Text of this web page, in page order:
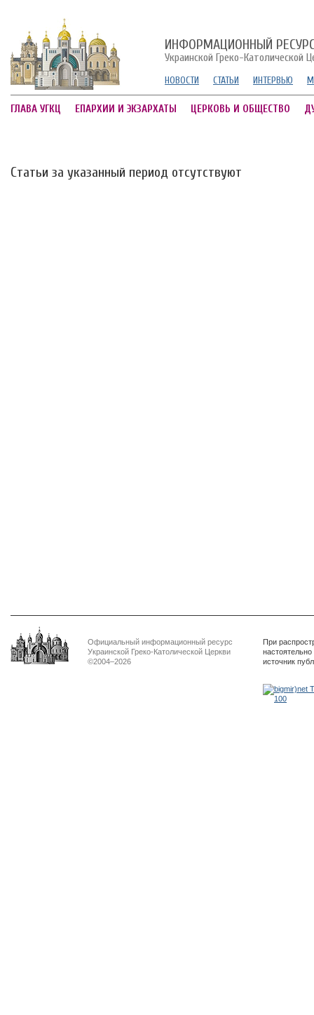
ИНФОРМАЦИОННЫЙ
Украинской Греко-Католической
НОВОСТИ СТАТЬИ ИНТЕРВЬЮ
ГЛАВА УГКЦ ЕПАРХИИ И ЭКЗАРХАТЫ ЦЕРКОВЬ И ОБЩЕСТВО
Статьи за указанный период отсутствуют
Официальный информационный ресурс
Украинской Греко-Католической Церкви
©2004–2026
При
источник